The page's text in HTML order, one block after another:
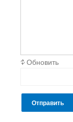
Обновить
Отправить